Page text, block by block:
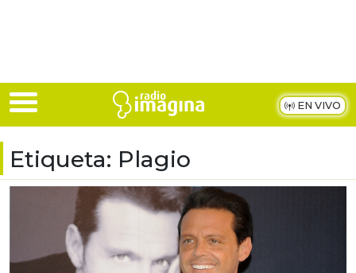
EN VIVO
Etiqueta: Plagio